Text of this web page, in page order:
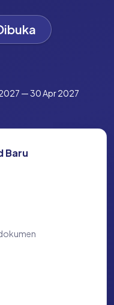
— 30 Apr 2027
Baru